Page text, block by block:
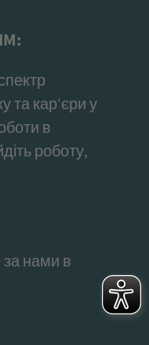
та кар'єри у
в
роботу,
за нами в